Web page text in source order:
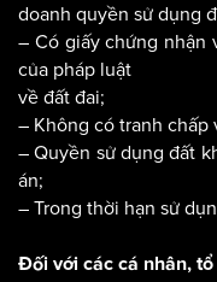
doanh quyền sử dụng
– Có giấy chứng nhận
của pháp luật
về đất đai;
– Không có tranh chấp
– Quyền sử dụng đất
án;
– Trong thời hạn sử
Đối với các cá nhân,